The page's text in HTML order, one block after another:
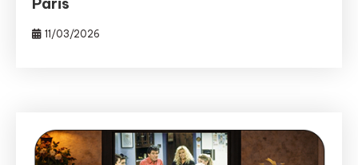
11/03/2026